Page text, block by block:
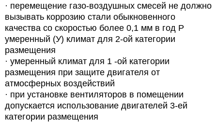
· перемещение газо-воздушных смесей не должно
вызывать коррозию стали обыкновенного
качества со скоростью более 0,1 мм в год P
умеренный (У) климат для 2-ой категории
размещения
· умеренный климат для 1 -ой категории
размещения при защите двигателя от
атмосферных воздействий
· при установке вентиляторов в помещении
допускается использование двигателей 3-ей
категории размещения